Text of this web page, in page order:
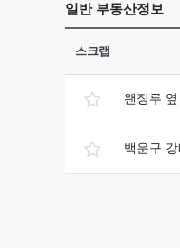
일반부동산정보
스크랩
왠징루
백운구